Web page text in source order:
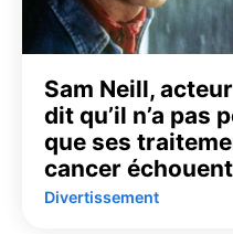
Sam Neill,
dit qu’il n’a pas
que ses
cancer échouent
Divertissement